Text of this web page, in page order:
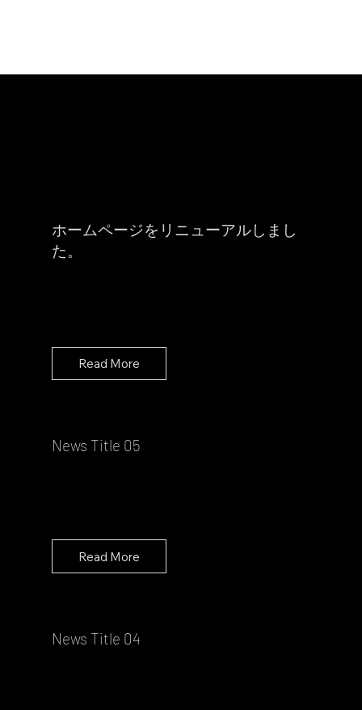
ホームページをリニューアルしまし
た。
Read More
News Title 05
Read More
News Title 04